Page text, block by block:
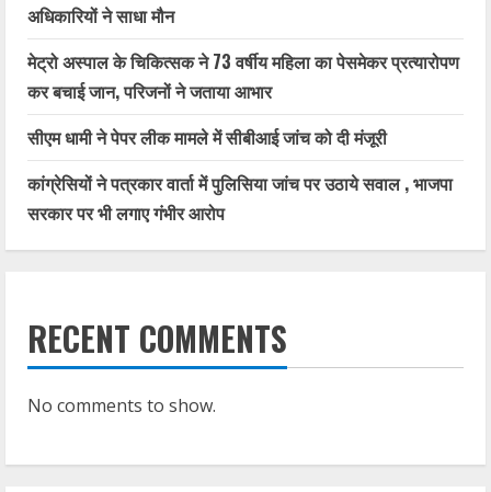
अधिकारियों ने साधा मौन
मेट्रो अस्पाल के चिकित्सक ने 73 वर्षीय महिला का पेसमेकर प्रत्यारोपण
कर बचाई जान, परिजनों ने जताया आभार
सीएम धामी ने पेपर लीक मामले में सीबीआई जांच को दी मंजूरी
कांग्रेसियों ने पत्रकार वार्ता में पुलिसिया जांच पर उठाये सवाल , भाजपा
सरकार पर भी लगाए गंभीर आरोप
RECENT COMMENTS
No comments to show.